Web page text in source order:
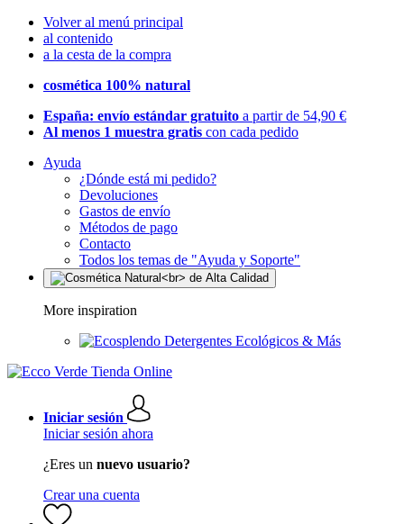
Volver al menú principal
al contenido
a la cesta de la compra
cosmética 100% natural
España: envío estándar gratuito a partir de 54,90 €
Al menos 1 muestra gratis con cada pedido
Ayuda
¿Dónde está mi pedido?
Devoluciones
Gastos de envío
Métodos de pago
Contacto
Todos los temas de "Ayuda y Soporte"
More inspiration
Detergentes Ecológicos & Más
Iniciar sesión
Iniciar sesión ahora
¿Eres un nuevo usuario?
Crear una cuenta